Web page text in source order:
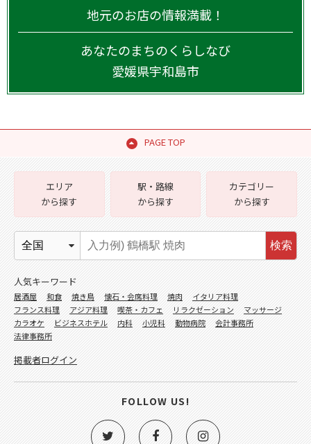
地元のお店の情報満載！
あなたのまちのくらしなび
愛媛県宇和島市
PAGE TOP
エリア
から探す
駅・路線
から探す
カテゴリー
から探す
検索
人気キーワード
居酒屋 和食 焼き鳥 懐石・会席料理 焼肉
イタリア料理
フランス料理
アジア料理 喫茶・カフェ リラクゼーション
マッサージ
カラオケ
ビジネスホテル 内科 小児科 動物病院
会計事務所
法律事務所
掲載者ログイン
FOLLOW US!